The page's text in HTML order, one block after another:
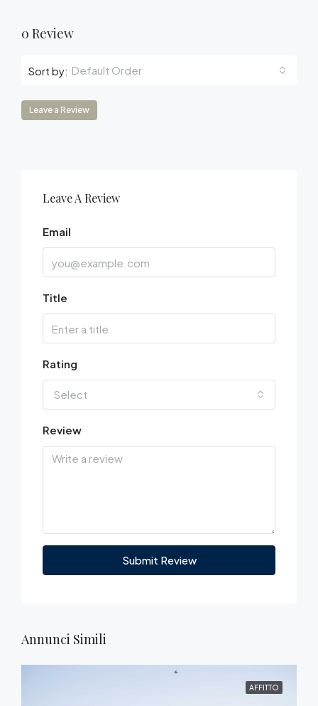
0 Review
Sort by: Default Order
Leave a Review
Leave A Review
Email
Title
Rating
Select
Review
Submit Review
Annunci Simili
AFFITTO